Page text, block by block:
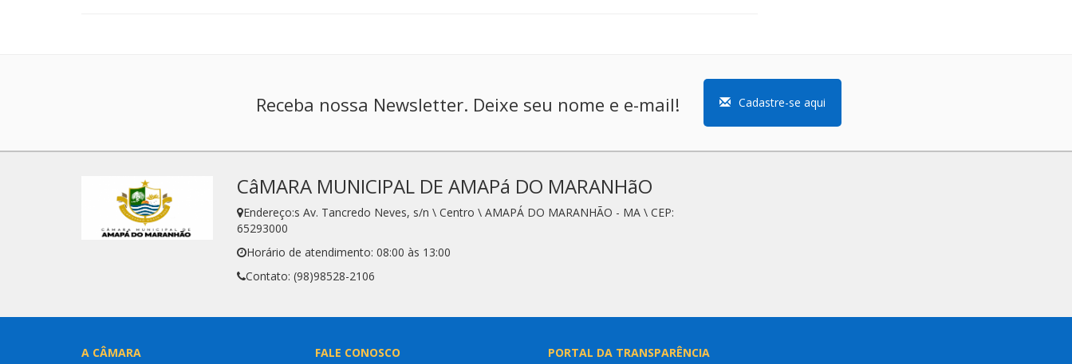
Receba nossa Newsletter. Deixe seu nome e e-mail! Cadastre-se aqui
CâMARA MUNICIPAL DE AMAPá DO MARANHãO
Endereço:s Av. Tancredo Neves, s/n \ Centro \ AMAPÁ DO MARANHÃO - MA \ CEP:
65293000
Horário de atendimento: 08:00 às 13:00
Contato: (98)98528-2106
A CÂMARA FALE CONOSCO PORTAL DA TRANSPARÊNCIA